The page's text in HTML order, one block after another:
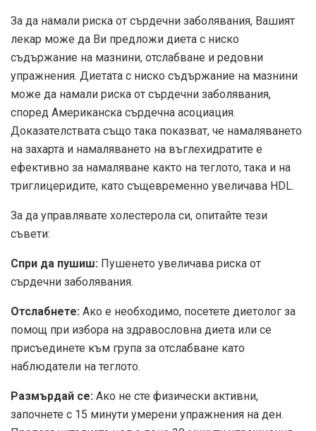
За да намали риска от сърдечни заболявания, Вашият
лекар може да Ви предложи диета с ниско
съдържание на мазнини, отслабване и редовни
упражнения. Диетата с ниско съдържание на мазнини
може да намали риска от сърдечни заболявания,
според Американска сърдечна асоциация.
Доказателствата също така показват, че намаляването
на захарта и намаляването на въглехидратите е
ефективно за намаляване както на теглото, така и на
триглицеридите, като същевременно увеличава HDL.
За да управлявате холестерола си, опитайте тези
съвети:
Спри да пушиш: Пушенето увеличава риска от
сърдечни заболявания.
Отслабнете: Ако е необходимо, посетете диетолог за
помощ при избора на здравословна диета или се
присъединете към група за отслабване като
наблюдатели на теглото.
Размърдай се: Ако не сте физически активни,
започнете с 15 минути умерени упражнения на ден.